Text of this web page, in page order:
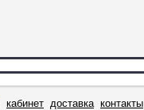
кабинет доставка контакты